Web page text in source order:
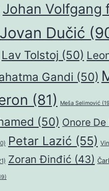
Johan Volfgang
Jovan Dučić
Lav Tolstoj (50)
Gandi (50)
(81) Meša Selimović
(50) Onore
Petar Lazić (55)
Zoran Đinđić (43)